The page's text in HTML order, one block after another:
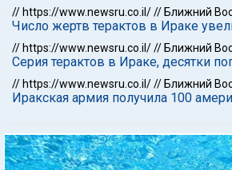
// https://www.newsru.co.il/// Ближний
Число жертв терактов в Ираке
// https://www.newsru.co.il/// Ближний
Серия терактов в Ираке, десятки
// https://www.newsru.co.il/// Ближний
Иракская армия получила 100